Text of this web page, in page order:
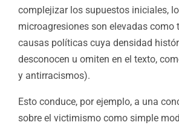
complejizar los supuestos iniciales,
microagresiones son elevadas como
causas políticas cuya densidad
desconocen u omiten en el texto,
y antirracismos).
Esto conduce, por ejemplo, a una
sobre el victimismo como simple